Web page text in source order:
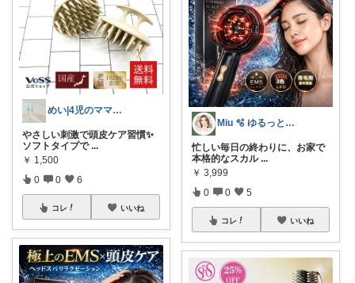
めい|4児のママおすすめ
やさしい刺激で頭皮ケア習慣✨
ソフトタイプで ...
￥ 1,500
0 0 6
コレ いいね
Miu 🫧 ゆるっと自分磨き。
忙しい毎日の終わりに、お家で
本格的なスカル ...
￥ 3,999
0 0 5
コレ いいね